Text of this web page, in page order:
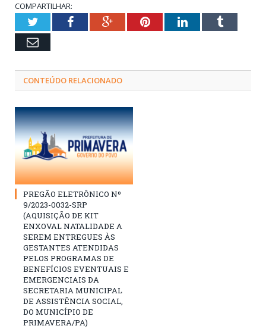
COMPARTILHAR:
TwitterFacebookGoogle+PinterestLinkedInTumblr
Email
CONTEÚDO RELACIONADO
PREGÃO ELETRÔNICO Nº
9/2023-0032-SRP
(AQUISIÇÃO DE KIT
ENXOVAL NATALIDADE A
SEREM ENTREGUES ÀS
GESTANTES ATENDIDAS
PELOS PROGRAMAS DE
BENEFÍCIOS EVENTUAIS E
EMERGENCIAIS DA
SECRETARIA MUNICIPAL
DE ASSISTÊNCIA SOCIAL,
DO MUNICÍPIO DE
PRIMAVERA/PA)